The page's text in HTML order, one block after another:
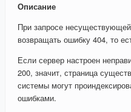
Описание
При запросе
возвращать ошибку 404, то
Если сервер настроен
200, значит, страница
системы могут
ошибками.